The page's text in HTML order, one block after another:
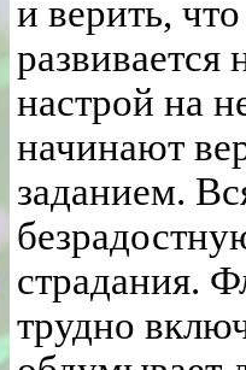
и верить,
развивается
настрой на
начинают
заданием.
страдания.
трудно